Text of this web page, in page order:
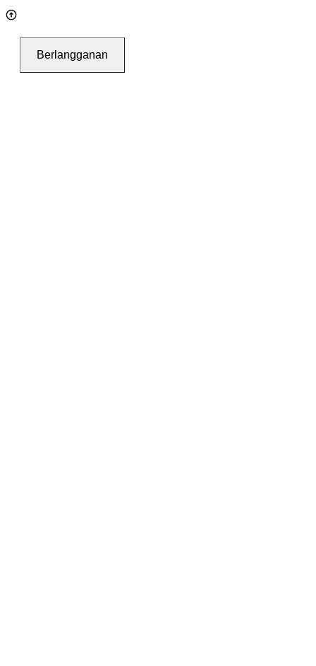
Berlangganan